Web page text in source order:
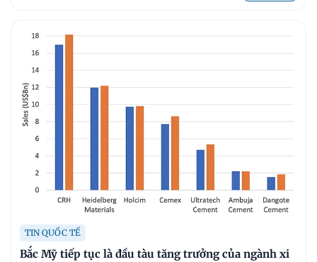
TIN QUỐC TẾ
Bắc Mỹ tiếp tục là đầu tàu tăng trưởng của ngành xi